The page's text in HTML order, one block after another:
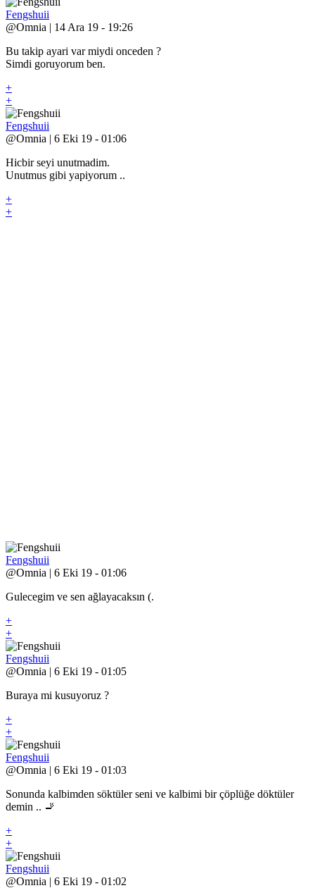
Fengshuii
@Omnia | 14 Ara 19 - 19:26
Bu takip ayari var miydi onceden ?
Simdi goruyorum ben.
+
+
Fengshuii
@Omnia | 6 Eki 19 - 01:06
Hicbir seyi unutmadim.
Unutmus gibi yapiyorum ..
+
+
Fengshuii
@Omnia | 6 Eki 19 - 01:06
Gulecegim ve sen ağlayacaksın (.
+
+
Fengshuii
@Omnia | 6 Eki 19 - 01:05
Buraya mi kusuyoruz ?
+
+
Fengshuii
@Omnia | 6 Eki 19 - 01:03
Sonunda kalbimden söktüler seni ve kalbimi bir çöplüğe döktüler
demin .. 🚬
+
+
Fengshuii
@Omnia | 6 Eki 19 - 01:02